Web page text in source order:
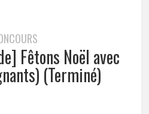
Fêtons Noël avec
(Terminé)